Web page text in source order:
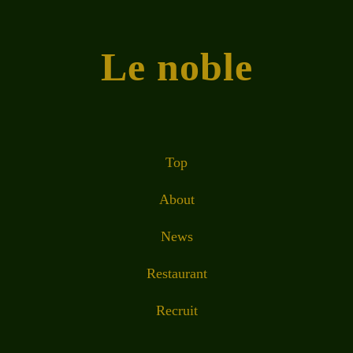
Le noble
Top
About
News
Restaurant
Recruit